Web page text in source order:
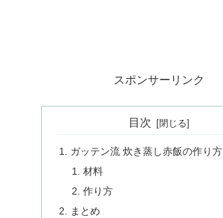
スポンサーリンク
目次
ガッテン流 炊き蒸し赤飯の作り方
材料
作り方
まとめ